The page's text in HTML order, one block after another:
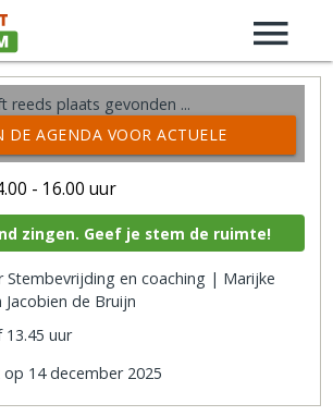
reeds plaats gevonden ...
DE AGENDA VOOR ACTUELE
- 16.00 uur
zingen. Geef je stem de ruimte!
Stembevrijding en coaching | Marijke
Jacobien de Bruijn
uur
14 december 2025